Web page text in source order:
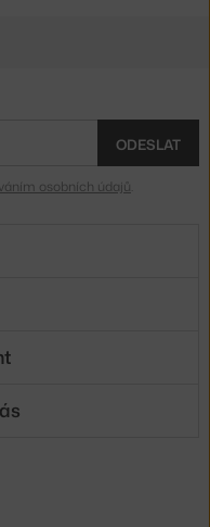
ODESLAT
osobních údajů